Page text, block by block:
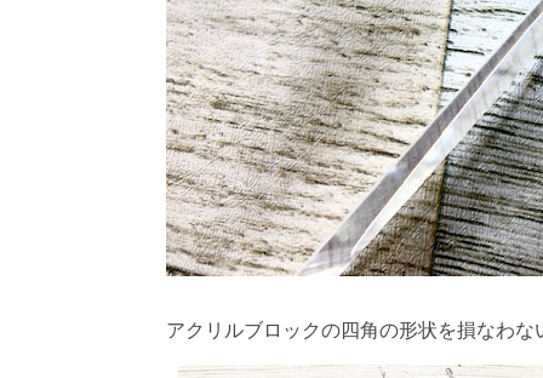
アクリルブロックの四角の形状を損なわ